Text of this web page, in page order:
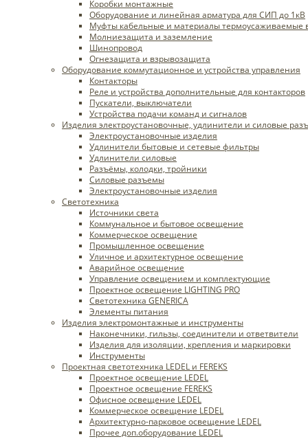
Коробки монтажные
Оборудование и линейная арматура для СИП до 1кВ
Муфты кабельные и материалы термоусаживаемые
Молниезащита и заземление
Шинопровод
Огнезащита и взрывозащита
Оборудование коммутационное и устройства управления
Контакторы
Реле и устройства дополнительные для контакторов
Пускатели, выключатели
Устройства подачи команд и сигналов
Изделия электроустановочные, удлинители и силовые
Электроустановочные изделия
Удлинители бытовые и сетевые фильтры
Удлинители силовые
Разъёмы, колодки, тройники
Силовые разъемы
Электроустановочные изделия
Светотехника
Источники света
Коммунальное и бытовое освещение
Коммерческое освещение
Промышленное освещение
Уличное и архитектурное освещение
Аварийное освещение
Управление освещением и комплектующие
Проектное освещение LIGHTING PRO
Светотехника GENERICA
Элементы питания
Изделия электромонтажные и инструменты
Наконечники, гильзы, соединители и ответвители
Изделия для изоляции, крепления и маркировки
Инструменты
Проектная светотехника LEDEL и FEREKS
Проектное освещение LEDEL
Проектное освещение FEREKS
Офисное освещение LEDEL
Коммерческое освещение LEDEL
Архитектурно-парковое освещение LEDEL
Прочее доп.оборудование LEDEL